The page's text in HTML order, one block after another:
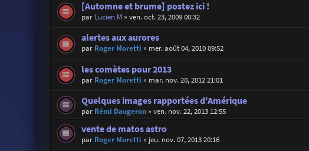
[Automne et brume] postez ici !
par Lucien M» ven. oct. 23, 2009 00:32
alertes aux aurores
par Roger Moretti » mer. août 04, 2010 09:52
les comètes pour 2013
par Roger Moretti » mar. nov. 20, 2012 21:01
Quelques images rapportées d'Amérique
par Rémi Daugeron» ven. nov. 22, 2013 12:55
vente de matos astro
par Roger Moretti » jeu. nov. 07, 2013 20:16